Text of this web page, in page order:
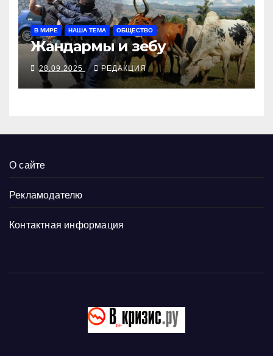
В МИРЕ НАША ТЕМА ОБЩЕСТВО
Жандармы и зебу
28.09.2025 РЕДАКЦИЯ
О сайте
Рекламодателю
Контактная информация